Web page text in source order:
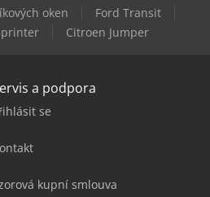
oken
Ford Transit
Citroen Jumper
a podpora
se
kupní smlouva